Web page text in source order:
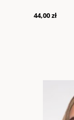
44,00 zł